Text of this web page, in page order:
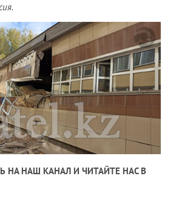
НА НАШ КАНАЛ И ЧИТАЙТЕ НАС В